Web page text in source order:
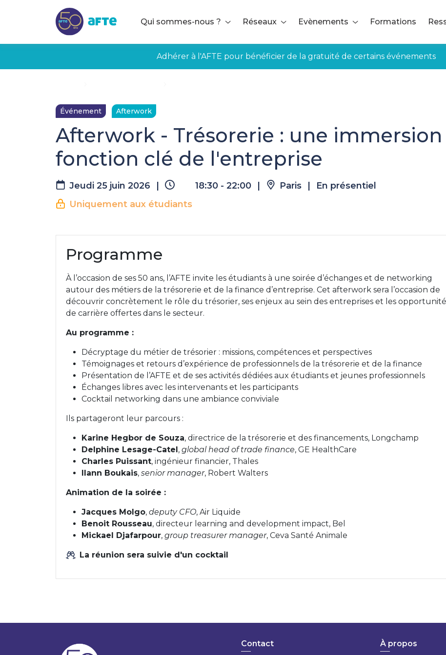
Qui sommes-nous ?
Réseaux Evènements Formations
Adhérer à l'AFTE pour bénéficier de la gratuité de certains événements
Événement Afterwork
Afterwork - Trésorerie : une
fonction clé de l'entreprise
Jeudi 25 juin 2026 18:30 - 22:00 Paris
En présentiel
Uniquement aux étudiants
Programme
À l’occasion de ses 50 ans, l’AFTE invite les étudiants à une soirée d’échanges et de networking
autour des métiers de la trésorerie et de la finance d’entreprise. Cet afterwork sera l’occasion de
découvrir concrètement le rôle du trésorier, ses enjeux au sein des entreprises et les
de carrière offertes dans le secteur.
Au programme :
Décryptage du métier de trésorier : missions, compétences et perspectives
Témoignages et retours d’expérience de professionnels de la trésorerie et de la finance
Présentation de l’AFTE et de ses activités dédiées aux étudiants et jeunes professionnels
Échanges libres avec les intervenants et les participants
Cocktail networking dans une ambiance conviviale
Ils partageront leur parcours :
Karine Hegbor de Souza, directrice de la trésorerie et des financements, Longchamp
Delphine Lesage-Catel, global head of trade finance, GE HealthCare
Charles Puissant, ingénieur financier, Thales
Ilann Boukais, senior manager, Robert Walters
Animation de la soirée :
Jacques Molgo, deputy CFO, Air Liquide
Benoit Rousseau, directeur learning and development impact, Bel
Mickael Djafarpour, group treasurer manager, Ceva Santé Animale
La réunion sera suivie d'un cocktail
Contact À propos